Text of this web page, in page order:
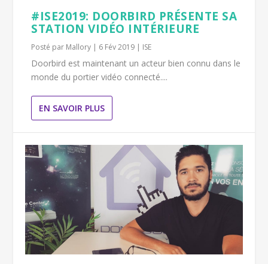
#ISE2019: DOORBIRD PRÉSENTE SA
STATION VIDÉO INTÉRIEURE
Posté par Mallory | 6 Fév 2019 | ISE
Doorbird est maintenant un acteur bien connu dans le
monde du portier vidéo connecté....
EN SAVOIR PLUS